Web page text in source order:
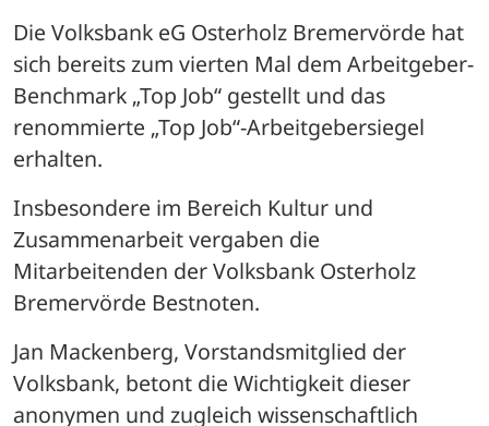
Die Volksbank eG Osterholz Bremervörde hat
sich bereits zum vierten Mal dem Arbeitgeber-
Benchmark „Top Job“ gestellt und das
renommierte „Top Job“-Arbeitgebersiegel
erhalten.
Insbesondere im Bereich Kultur und
Zusammenarbeit vergaben die
Mitarbeitenden der Volksbank Osterholz
Bremervörde Bestnoten.
Jan Mackenberg, Vorstandsmitglied der
Volksbank, betont die Wichtigkeit dieser
anonymen und zugleich wissenschaftlich